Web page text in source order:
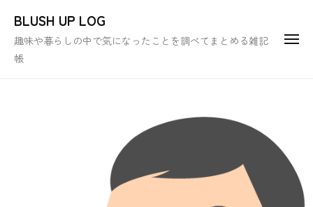
BLUSH UP LOG
趣味や暮らしの中で気になったことを調べてまとめる雑記
帳
メ